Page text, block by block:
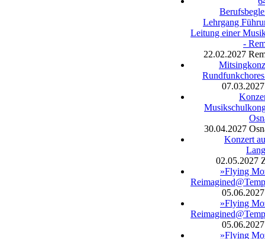
Lehrgang
Leitung einer
-
22.02.2027
07.03.2027
30.04.2027
Konzert
02.05.2027
»Flying
05.06.2027
»Flying
05.06.2027
»Flying